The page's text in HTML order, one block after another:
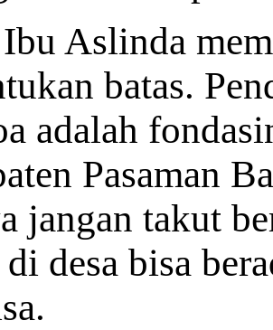
Aslinda
batas.
adalah
Pasaman
jangan takut
desa bisa